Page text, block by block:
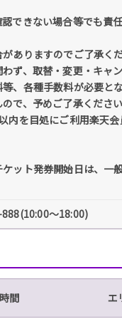
できない場合等でも責
ありますのでご了承く
ず、取替・変更・キャ
、各種手数料が必要と
で、予めご了承くださ
を目処にご利用楽天
ット発券開始日は、一
～18:00)
間 エ